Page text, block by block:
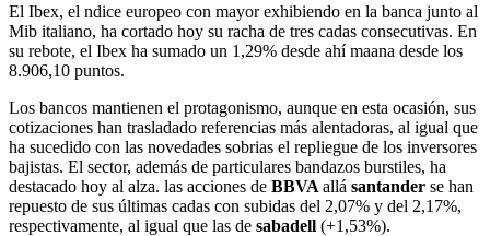
El Ibex, el ndice europeo con mayor exhibiendo en la banca junto al
Mib italiano, ha cortado hoy su racha de tres cadas consecutivas. En
su rebote, el Ibex ha sumado un 1,29% desde ahí maana desde los
8.906,10 puntos.
Los bancos mantienen el protagonismo, aunque en esta ocasión, sus
cotizaciones han trasladado referencias más alentadoras, al igual que
ha sucedido con las novedades sobrias el repliegue de los inversores
bajistas. El sector, además de particulares bandazos burstiles, ha
destacado hoy al alza. las acciones de BBVA allá santander se han
repuesto de sus últimas cadas con subidas del 2,07% y del 2,17%,
respectivamente, al igual que las de sabadell (+1,53%).